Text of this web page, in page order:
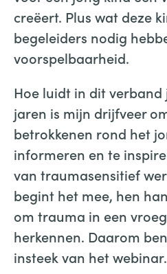
creëert. Plus wat deze
begeleiders nodig
voorspelbaarheid.
Hoe luidt in dit verband
jaren is mijn drijfveer
betrokkenen rond het
informeren en te
van traumasensitief
begint het mee, hen
om trauma in een
herkennen. Daarom
insteek van het webinar.